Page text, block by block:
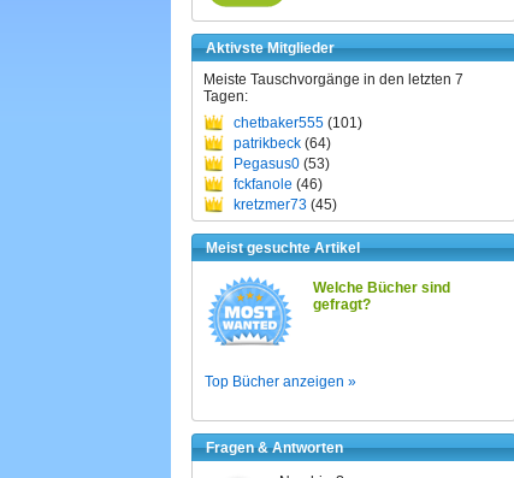
Aktivste Mitglieder
Meiste Tauschvorgänge in den letzten 7
Tagen:
chetbaker555 (101)
patrikbeck (64)
Pegasus0 (53)
fckfanole (46)
kretzmer73 (45)
Meist gesuchte Artikel
Welche Bücher sind
gefragt?
Top Bücher anzeigen »
Fragen & Antworten